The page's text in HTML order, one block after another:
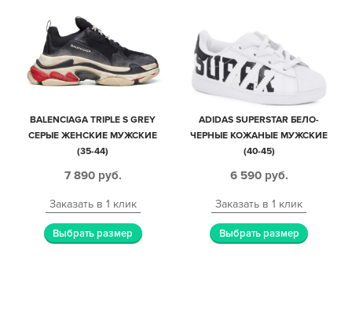
BALENCIAGA TRIPLE S GREY
СЕРЫЕ ЖЕНСКИЕ МУЖСКИЕ
(35-44)
7 890 руб.
Заказать в 1 клик
Выбрать размер
ADIDAS SUPERSTAR БЕЛО-
ЧЕРНЫЕ КОЖАНЫЕ МУЖСКИЕ
(40-45)
6 590 руб.
Заказать в 1 клик
Выбрать размер